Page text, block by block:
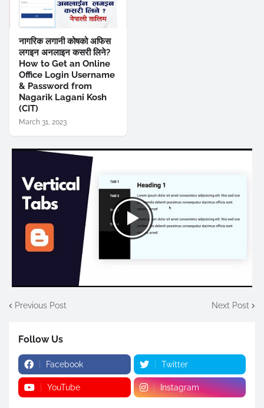
नागरिक लगानी कोषको अफिस
लगइन अनलाइन कसरी लिने?
How to Get an Online
Office Login Username
& Password from
Nagarik Lagani Kosh
(CIT)
March 31, 2023
Previous Post Next Post
Follow Us
Facebook Twitter
YouTube Instagram